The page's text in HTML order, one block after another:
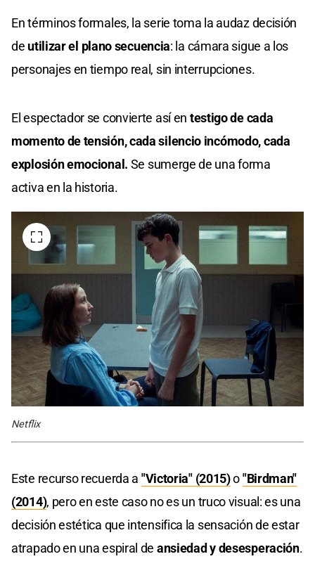
En términos formales, la serie toma la audaz decisión
de utilizar el plano secuencia: la cámara sigue a los
personajes en tiempo real, sin interrupciones.
El espectador se convierte así en testigo de cada
momento de tensión, cada silencio incómodo, cada
explosión emocional. Se sumerge de una forma
activa en la historia.
Netflix
Este recurso recuerda a "Victoria" (2015)o"Birdman"
(2014), pero en este caso no es un truco visual: es una
decisión estética que intensifica la sensación de estar
atrapado en una espiral de ansiedad y desesperación.